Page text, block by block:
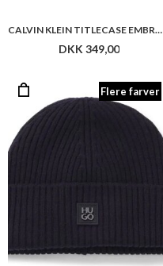
CALVIN KLEIN TITLECASE EMBROIDERY BASEBALL CAP
DKK 349,00
Flere farver